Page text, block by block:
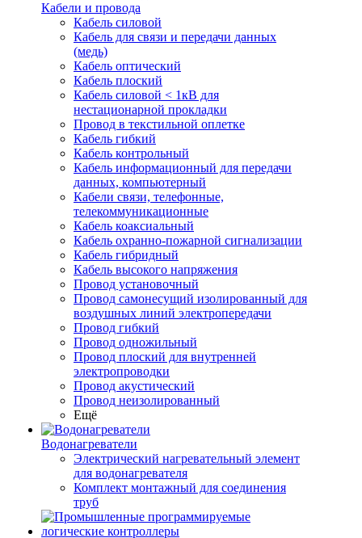
Кабели и провода
Кабель силовой
Кабель для связи и передачи данных
(медь)
Кабель оптический
Кабель плоский
Кабель силовой < 1кВ для
нестационарной прокладки
Провод в текстильной оплетке
Кабель гибкий
Кабель контрольный
Кабель информационный для передачи
данных, компьютерный
Кабели связи, телефонные,
телекоммуникационные
Кабель коаксиальный
Кабель охранно-пожарной сигнализации
Кабель гибридный
Кабель высокого напряжения
Провод установочный
Провод самонесущий изолированный для
воздушных линий электропередачи
Провод гибкий
Провод одножильный
Провод плоский для внутренней
электропроводки
Провод акустический
Провод неизолированный
Ещё
Водонагреватели
Электрический нагревательный элемент
для водонагревателя
Комплект монтажный для соединения
труб